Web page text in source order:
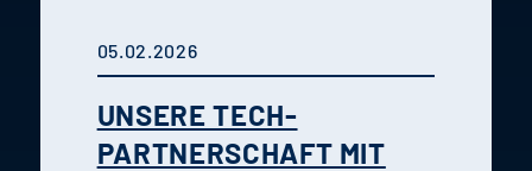
05.02.2026
UNSERE TECH-
PARTNERSCHAFT MIT